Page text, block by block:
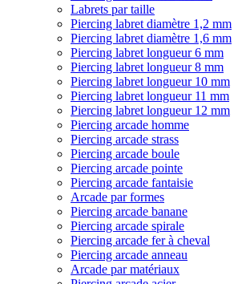
Labrets par taille
Piercing labret diamètre 1,2 mm
Piercing labret diamètre 1,6 mm
Piercing labret longueur 6 mm
Piercing labret longueur 8 mm
Piercing labret longueur 10 mm
Piercing labret longueur 11 mm
Piercing labret longueur 12 mm
Piercing arcade homme
Piercing arcade strass
Piercing arcade boule
Piercing arcade pointe
Piercing arcade fantaisie
Arcade par formes
Piercing arcade banane
Piercing arcade spirale
Piercing arcade fer à cheval
Piercing arcade anneau
Arcade par matériaux